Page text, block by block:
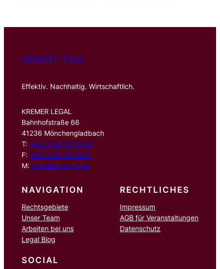
KREMER LEGAL
Effektiv. Nachhaltig. Wirtschaftlich.
KREMER LEGAL
Bahnhofstraße 66
41236 Mönchengladbach
T: +49 2166 1470500
F: +49 2166 1470501
M: info@kremer.legal
NAVIGATION
Rechtsgebiete
Unser Team
Arbeiten bei uns
Legal Blog
RECHTLICHES
Impressum
AGB für Veranstaltungen
Datenschutz
SOCIAL